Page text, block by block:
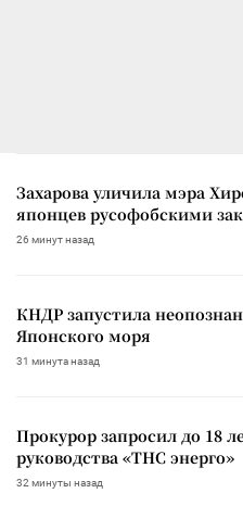
Захарова уличила мэра
японцев русофобскими
26 минут назад
КНДР запустила
Японского моря
31 минута назад
Прокурор запросил до 18
руководства «ТНС энерго»
32 минуты назад